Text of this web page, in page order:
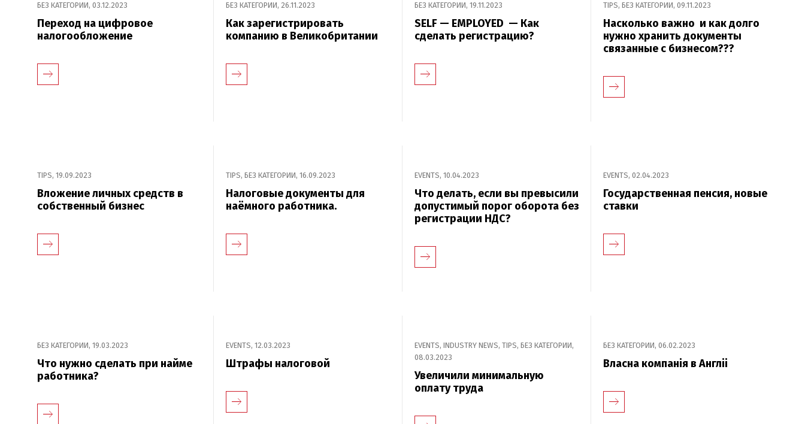
БЕЗ КАТЕГОРИИ, 03.12.2023
Переход на цифровое
налогообложение
БЕЗ КАТЕГОРИИ, 26.11.2023
Как зарегистрировать
компанию в Великобритании
БЕЗ КАТЕГОРИИ, 19.11.2023
SELF — EMPLOYED — Как
сделать регистрацию?
TIPS, БЕЗ КАТЕГОРИИ, 09.11.2023
Насколько важно и как долго
нужно хранить документы
связанные с бизнесом???
TIPS, 19.09.2023
Вложение личных средств в
собственный бизнес
TIPS, БЕЗ КАТЕГОРИИ, 16.09.2023
Налоговые документы для
наёмного работника.
EVENTS, 10.04.2023
Что делать, если вы превысили
допустимый порог оборота без
регистрации НДС?
EVENTS, 02.04.2023
Государственная пенсия, новые
ставки
БЕЗ КАТЕГОРИИ, 19.03.2023
Что нужно сделать при найме
работника?
EVENTS, 12.03.2023
Штрафы налоговой
EVENTS, INDUSTRY NEWS, TIPS, БЕЗ КАТЕГОРИИ,
08.03.2023
Увеличили минимальную
оплату труда
БЕЗ КАТЕГОРИИ, 06.02.2023
Власна компанія в Англіі